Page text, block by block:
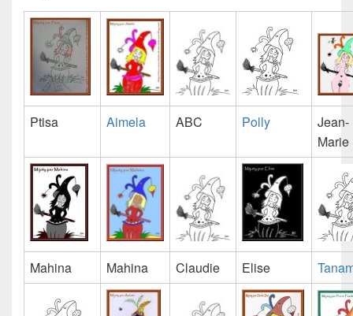
Ptisa Aimela ABC Polly
Jean-
Marie
Mahina Mahina Claudie Elise